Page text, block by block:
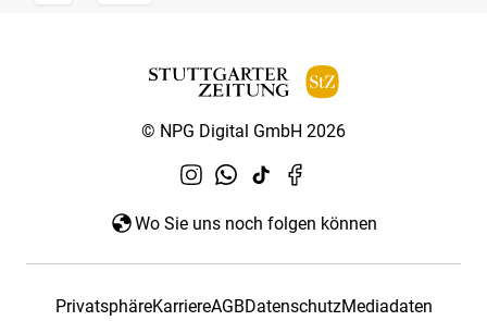
© NPG Digital GmbH 2026
Wo Sie uns noch folgen können
PrivatsphäreKarriereAGBDatenschutzMediadaten